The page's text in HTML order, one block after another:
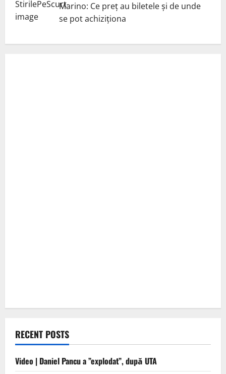
Marino: Ce preț au biletele și de unde
se pot achiziționa
RECENT POSTS
Video | Daniel Pancu a ”explodat”, după UTA